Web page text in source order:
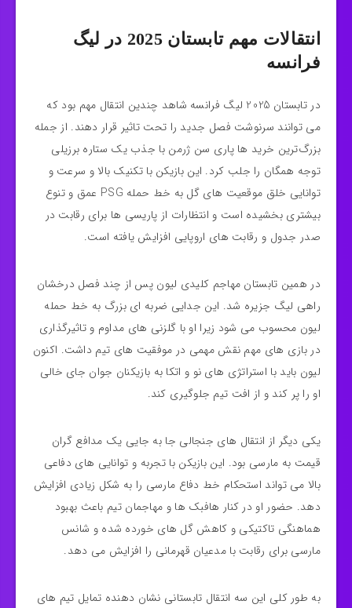
انتقالات مهم تابستان 2025 در لیگ
فرانسه
در تابستان 2025 لیگ فرانسه شاهد چندین انتقال مهم بود که
می‌ توانند سرنوشت فصل جدید را تحت تاثیر قرار دهند. از جمله
بزرگ‌ترین خرید ها پاری سن ژرمن با جذب یک ستاره برزیلی
توجه همگان را جلب کرد. این بازیکن با تکنیک بالا و سرعت و
توانایی خلق موقعیت‌ های گل به خط حمله PSG عمق و تنوع
بیشتری بخشیده است و انتظارات از پاریسی‌ ها برای رقابت در
صدر جدول و رقابت‌ های اروپایی افزایش یافته است.
در همین تابستان مهاجم کلیدی لیون پس از چند فصل درخشان
راهی لیگ جزیره شد. این جدایی ضربه‌ ای بزرگ به خط حمله
لیون محسوب می‌ شود زیرا او با گلزنی‌ های مداوم و تاثیرگذاری
در بازی‌ های مهم نقش مهمی در موفقیت‌ های تیم داشت. اکنون
لیون باید با استراتژی‌ های نو و اتکا به بازیکنان جوان جای خالی
او را پر کند و از افت تیم جلوگیری کند.
یکی دیگر از انتقال‌ های جنجالی جا به جایی یک مدافع گران‌
قیمت به مارسی بود. این بازیکن با تجربه و توانایی‌ های دفاعی
بالا می‌ تواند استحکام خط دفاع مارسی را به شکل زیادی افزایش
دهد. حضور او در کنار هافبک‌ ها و مهاجمان تیم باعث بهبود
هماهنگی تاکتیکی و کاهش گل‌ های خورده شده و شانس
مارسی برای رقابت با مدعیان قهرمانی را افزایش می‌ دهد.
به طور کلی این سه انتقال تابستانی نشان‌ دهنده تمایل تیم‌ های